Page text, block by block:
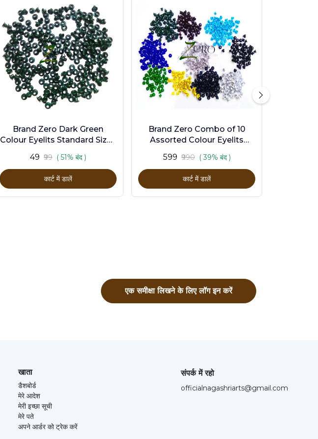
Brand Zero Dark Green
Colour Eyelits Standard Size -
₹49 ₹99 ( 51% बंद )
कार्ट में डालें
Brand Zero Combo of 10
Assorted Colour Eyelits
Pcs
₹599 ₹990 ( 39% बंद )
कार्ट में डालें
एक समीक्षा लिखने के लिए लॉग इन करें
खाता
डैशबोर्ड
मेरे आदेश
मेरी इच्छा सूची
मेरे पते
अपने आर्डर को ट्रेक करें
संपर्क में रहो
officialnagashriarts@gmail.com